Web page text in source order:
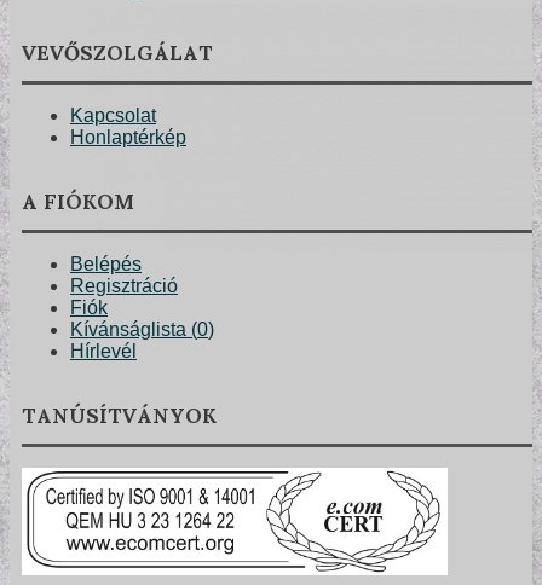
POSZTER TAPÉTÁK
VEVŐSZOLGÁLAT
Kapcsolat
Honlaptérkép
A FIÓKOM
Belépés
Regisztráció
Fiók
Kívánságlista (0)
Hírlevél
TANÚSÍTVÁNYOK